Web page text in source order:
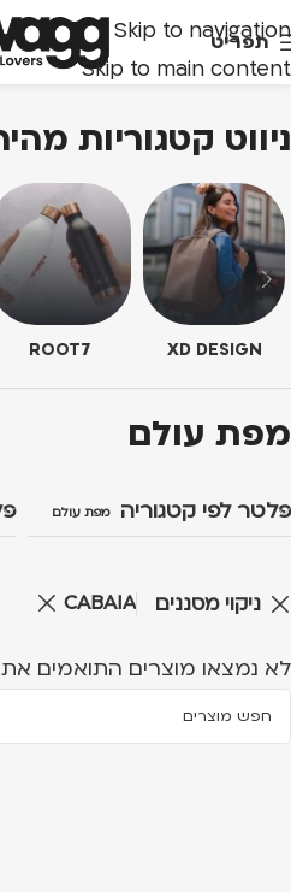
Skip to navigation
Skip to main content
תפריט
ניווט קטגוריות
XD DESIGN
ROOT7
מפת עולם
פלטר לפי קטגוריה מפת עולם
ניקוי מסננים CABAIA
לא נמצאו מוצרים התואמים